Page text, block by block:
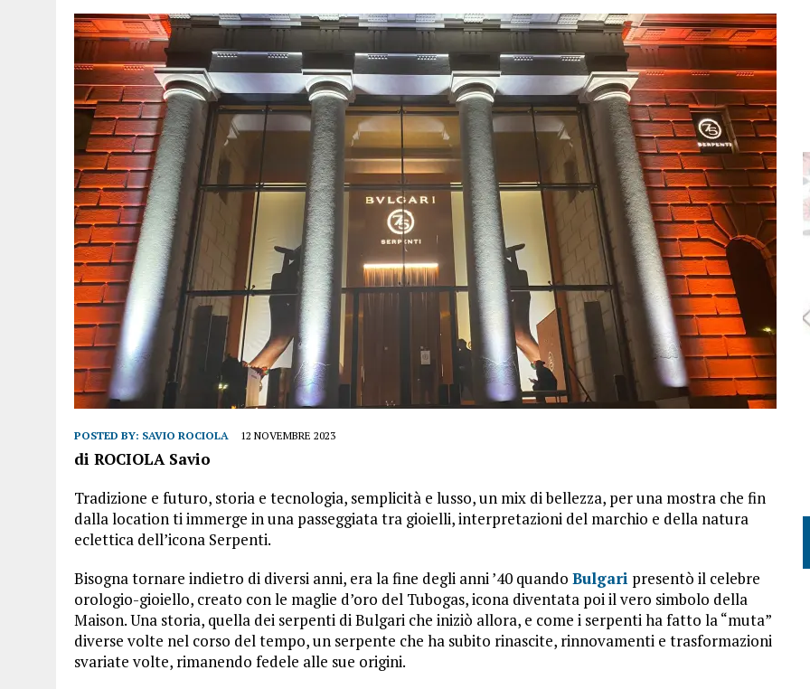
POSTED BY: SAVIO ROCIOLA 12 NOVEMBRE 2023
di ROCIOLA Savio
Tradizione e futuro, storia e tecnologia, semplicità e lusso, un mix di bellezza, per una mostra che fin
dalla location ti immerge in una passeggiata tra gioielli, interpretazioni del marchio e della natura
eclettica dell’icona Serpenti.
Bisogna tornare indietro di diversi anni, era la fine degli anni ’40 quando Bulgari presentò il celebre
orologio-gioiello, creato con le maglie d’oro del Tubogas, icona diventata poi il vero simbolo della
Maison. Una storia, quella dei serpenti di Bulgari che iniziò allora, e come i serpenti ha fatto la “muta”
diverse volte nel corso del tempo, un serpente che ha subito rinascite, rinnovamenti e trasformazioni
svariate volte, rimanendo fedele alle sue origini.